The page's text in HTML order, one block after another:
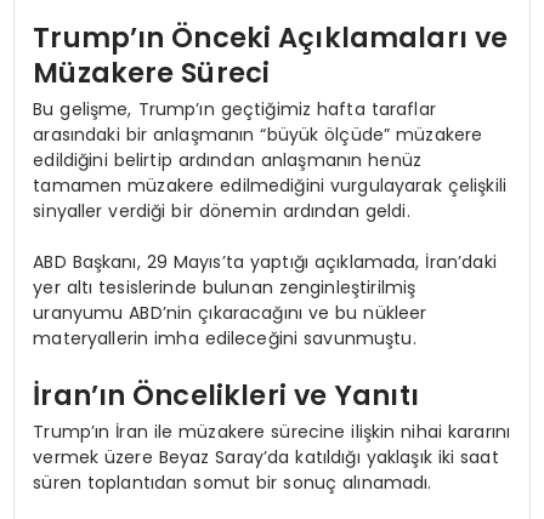
Trump’ın Önceki Açıklamaları ve
Müzakere Süreci
Bu gelişme, Trump’ın geçtiğimiz hafta taraflar
arasındaki bir anlaşmanın “büyük ölçüde” müzakere
edildiğini belirtip ardından anlaşmanın henüz
tamamen müzakere edilmediğini vurgulayarak çelişkili
sinyaller verdiği bir dönemin ardından geldi.
ABD Başkanı, 29 Mayıs’ta yaptığı açıklamada, İran’daki
yer altı tesislerinde bulunan zenginleştirilmiş
uranyumu ABD’nin çıkaracağını ve bu nükleer
materyallerin imha edileceğini savunmuştu.
İran’ın Öncelikleri ve Yanıtı
Trump’ın İran ile müzakere sürecine ilişkin nihai kararını
vermek üzere Beyaz Saray’da katıldığı yaklaşık iki saat
süren toplantıdan somut bir sonuç alınamadı.